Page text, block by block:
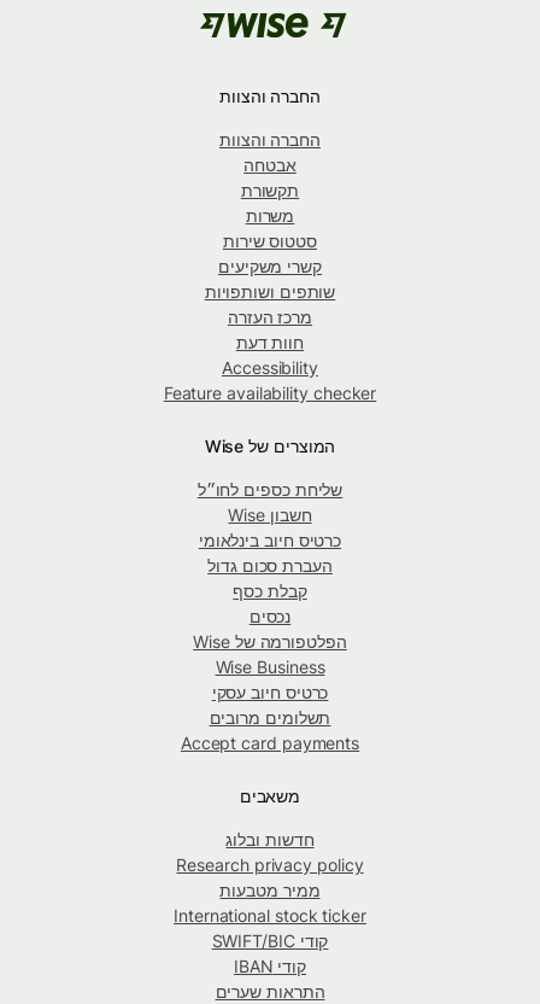
החברה והצוות
החברה והצוות
אבטחה
תקשורת
משרות
סטטוס שירות
קשרי משקיעים
שותפים ושותפויות
מרכז העזרה
חוות דעת
Accessibility
Feature availability checker
המוצרים של Wise
שליחת כספים לחו״ל
חשבון Wise
כרטיס חיוב בינלאומי
העברת סכום גדול
קבלת כסף
נכסים
הפלטפורמה של Wise
Wise Business
כרטיס חיוב עסקי
תשלומים מרובים
Accept card payments
משאבים
חדשות ובלוג
Research privacy policy
ממיר מטבעות
International stock ticker
קודי SWIFT/BIC
קודי IBAN
התראות שערים